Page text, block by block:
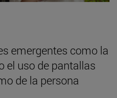
emergentes como la
el uso de pantallas
de la persona